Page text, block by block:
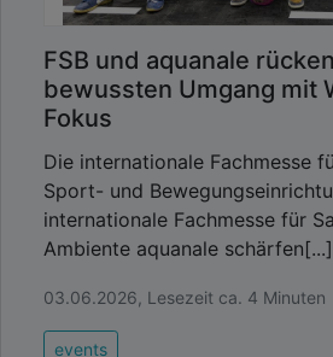
FSB und aquanale
bewussten Umgang mit
Fokus
Die internationale Fachmesse
Sport- und
internationale Fachmesse für
Ambiente aquanale schärfen[...]
03.06.2026, Lesezeit ca. 4 Minuten
events